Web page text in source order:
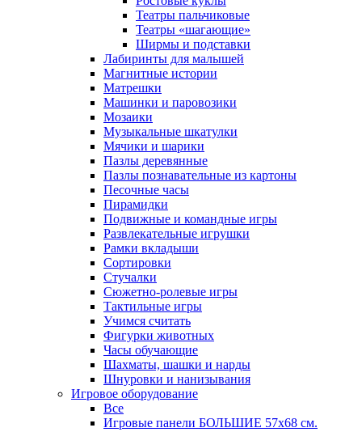
Театры пальчиковые
Театры «шагающие»
Ширмы и подставки
Лабиринты для малышей
Магнитные истории
Матрешки
Машинки и паровозики
Мозаики
Музыкальные шкатулки
Мячики и шарики
Пазлы деревянные
Пазлы познавательные из картоны
Песочные часы
Пирамидки
Подвижные и командные игры
Развлекательные игрушки
Рамки вкладыши
Сортировки
Стучалки
Сюжетно-ролевые игры
Тактильные игры
Учимся считать
Фигурки животных
Часы обучающие
Шахматы, шашки и нарды
Шнуровки и нанизывания
Игровое оборудование
Все
Игровые панели БОЛЬШИЕ 57х68 см.